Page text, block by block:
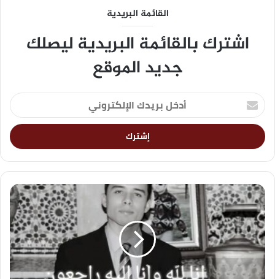
القائمة البريدية
اشترك بالقائمة البريدية ليصلك
جديد الموقع